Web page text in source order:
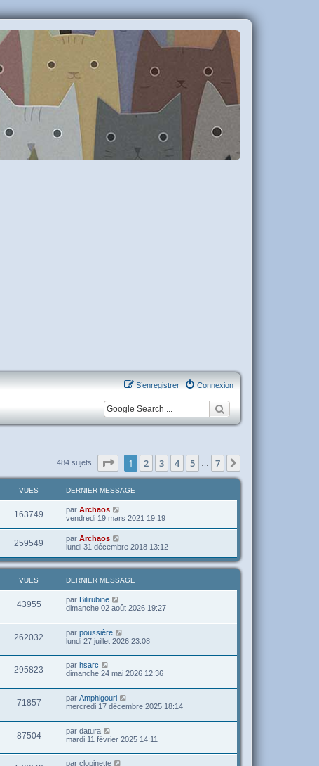
Connexion
S’enregistrer
484 sujets Page sur7
1 2 3 4 5 7
VUES DERNIER MESSAGE
163749 par Archaos
vendredi 19 mars 2021 19:19
259549 par Archaos
lundi 31 décembre 2018 13:12
VUES DERNIER MESSAGE
43955 par Bilirubine
dimanche 02 août 2026 19:27
262032 par poussière
lundi 27 juillet 2026 23:08
295823 par hsarc
dimanche 24 mai 2026 12:36
71857 par Amphigouri
mercredi 17 décembre 2025 18:14
87504 par datura
mardi 11 février 2025 14:11
par clopinette